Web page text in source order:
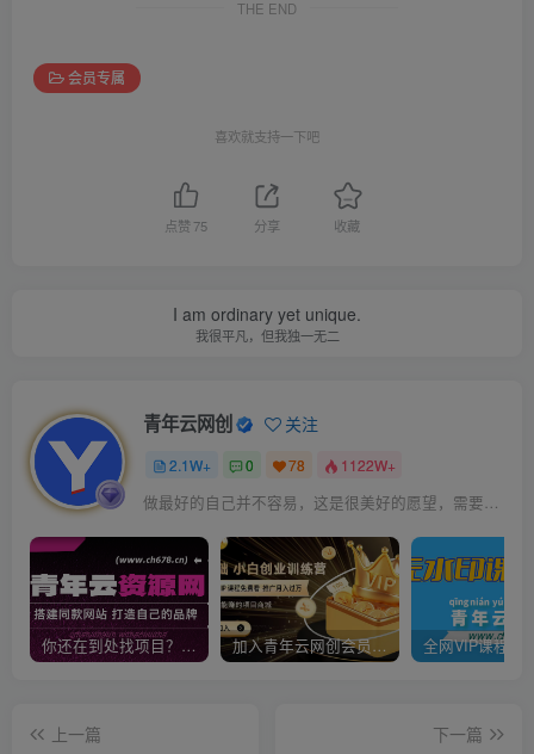
THE END
会员专属
喜欢就支持一下吧
点赞75 分享 收藏
I am ordinary yet unique.
我很平凡，但我独一无二
青年云网创 关注
2.1W+ 0 78 1122W+
做最好的自己并不容易，这是很美好的愿望，需要耐心、坚持和毅力
你还在到处找项目？还在当韭菜？我靠卖项目一个月收入5万+，曾经我也是个失败者。 加入青年云网创会员，全站资源免费学习。加入高级合伙人，推广日入1000+
上一篇
下一篇